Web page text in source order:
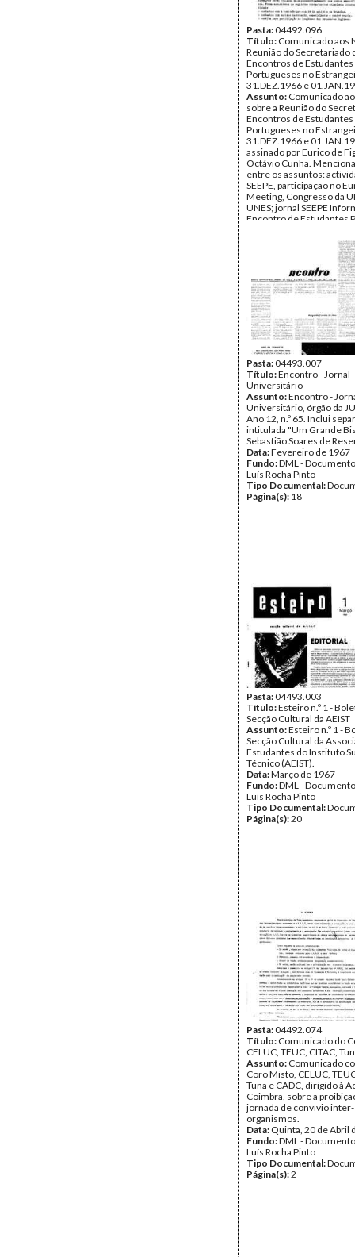
Pasta:04492.096
Título: Comunicado aos
Reunião do Secretariado
Encontros de Estudantes
Portugueses no
31.DEZ.1966 e
Assunto: Comunicado
sobre a Reunião do
Encontros de Estudantes
Portugueses no
31.DEZ.1966 e
assinado por Eurico de
Octávio Cunha.
entre os assuntos:
SEEPE, participação no
Meeting, Congresso da
UNES; jornal SEEPE
Encontro de Estudantes
libertação de José
preparação da jornada
de 24.MAR.1967;
núcleos; encontro de
Data:Quinta, 5 de
Fundo:DML -
Luís Rocha Pinto
Tipo Documental:
Página(s):6
Pasta:04493.007
Título:Encontro - Jornal
Universitário
Assunto:Encontro -
Universitário, órgão da
Ano 12, n.º 65. Inclui
intitulada "Um Grande
Sebastião Soares de
Data:Fevereiro de 1967
Fundo:DML -
Luís Rocha Pinto
Tipo Documental:
Página(s): 18
Pasta:04493.003
Título:Esteiro n.º 1 -
Secção Cultural da AEIST
Assunto:Esteiro n.º 1 -
Secção Cultural da
Estudantes do Instituto
Técnico (AEIST).
Data:Março de 1967
Fundo:DML -
Luís Rocha Pinto
Tipo Documental:
Página(s):20
Pasta:04492.074
Título: Comunicado do
CELUC, TEUC, CITAC,
Assunto: Comunicado
Coro Misto, CELUC,
Tuna e CADC, dirigido à
Coimbra, sobre a
jornada de convívio inter-
organismos.
Data: Quinta, 20 de Abril
Fundo:DML -
Luís Rocha Pinto
Tipo Documental:
Página(s):2